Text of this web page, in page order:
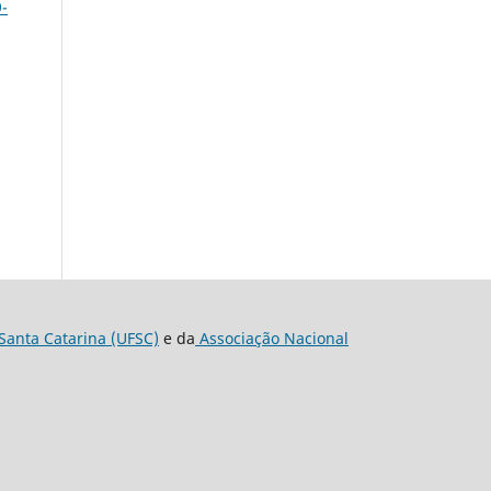
Catarina (UFSC) e da Associação Nacional